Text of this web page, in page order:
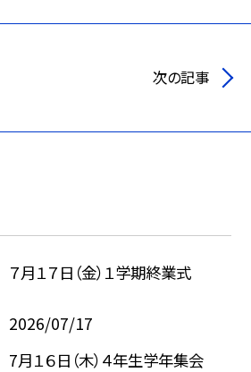
次の記事
７月１７日（金）１学期終業式
2026/07/17
7月１６日（木）４年生学年集会